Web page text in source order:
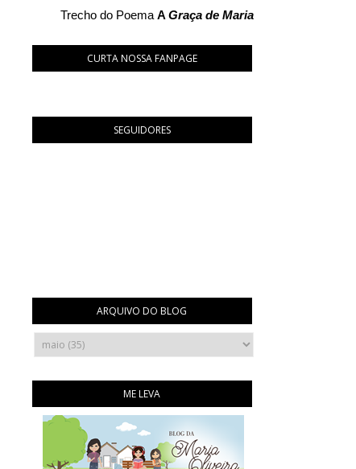
Trecho do Poema A Graça de Maria
CURTA NOSSA FANPAGE
SEGUIDORES
ARQUIVO DO BLOG
ME LEVA